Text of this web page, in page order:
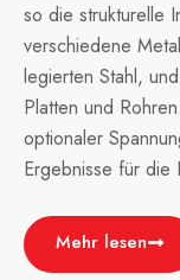
so die strukturelle
verschiedene
legierten Stahl,
Platten und
optionaler
Ergebnisse für die
Mehr lesen